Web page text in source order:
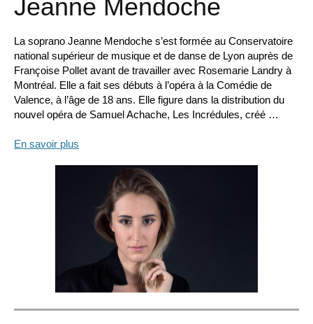
Jeanne Mendoche
La soprano Jeanne Mendoche s’est formée au Conservatoire
national supérieur de musique et de danse de Lyon auprès de
Françoise Pollet avant de travailler avec Rosemarie Landry à
Montréal. Elle a fait ses débuts à l’opéra à la Comédie de
Valence, à l’âge de 18 ans. Elle figure dans la distribution du
nouvel opéra de Samuel Achache, Les Incrédules, créé …
En savoir plus